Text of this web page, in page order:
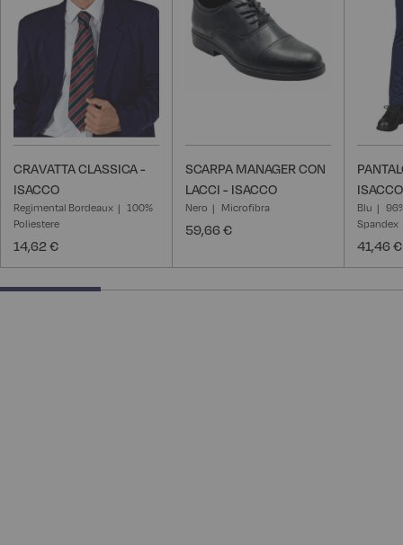
desideri
CRAVATTA CLASSICA -
ISACCO
Regimental Bordeaux
100%
Poliestere
14,62 €
SCARPA MANAGER CON
LACCI - ISACCO
Nero Microfibra
59,66 €
ISACCO
Blu
Spandex
41,46 €
25% completed